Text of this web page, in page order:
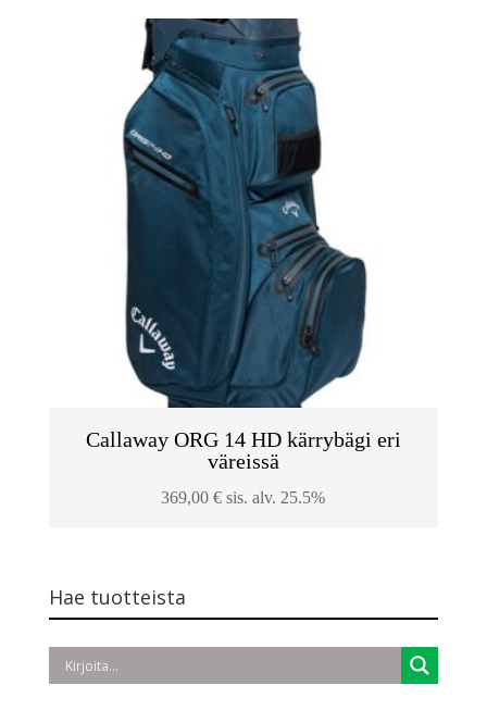
Callaway ORG 14 HD kärrybägi eri
väreissä
369,00€ sis. alv. 25.5%
Hae tuotteista